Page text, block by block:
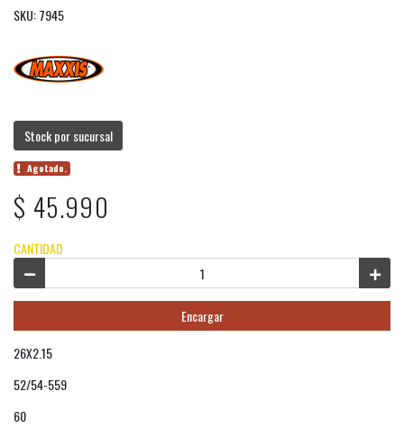
SKU: 7945
Stock por sucursal
Agotado.
$ 45.990
CANTIDAD
Encargar
26X2.15
52/54-559
60